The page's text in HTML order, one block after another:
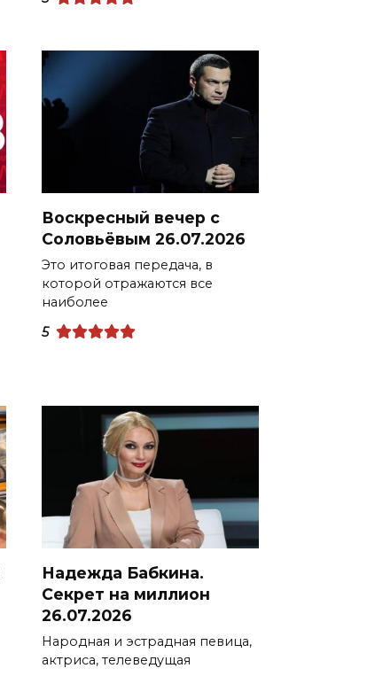
Воскресный вечер с
Соловьёвым 26.07.2026
Это итоговая передача, в
которой отражаются все
наиболее
5
Надежда Бабкина.
Секрет на миллион
26.07.2026
Народная и эстрадная певица,
актриса, телеведущая